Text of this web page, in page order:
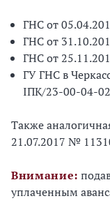
ГНС от
ГНС от
ГНС от
ГУ ГНС в
ІПК/23-00-04-
Также
21.07.2017 №
Внимание:
уплаченным